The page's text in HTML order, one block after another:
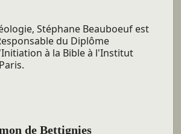
Stéphane Beauboeuf est
du Diplôme
à la Bible à l'Institut
de Bettignies